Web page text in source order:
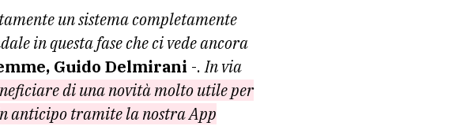
un sistema completamente
in questa fase che ci vede ancora
Guido Delmirani -.In via
di una novità molto utile per
anticipo tramite la nostra App